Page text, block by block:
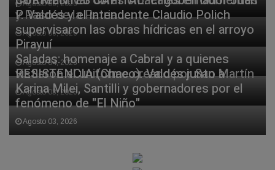
Agosto 06, 2026
y Paso de la Patria
Agosto 06, 2026
P. Valdés y el intendente Claudio Polich
supervisaron las obras hídricas en el arroyo
Pirayuí
Agosto 04, 2026
Saladas: homenaje a Cabral y a quienes
vistieron el uniforme creado por San Martín
Agosto 03, 2026
RESISTENCIA (Chaco). Valdés junto a
Karina Milei, Santilli y gobernadores por el
fenómeno de "El Niño"
Agosto 03, 2026